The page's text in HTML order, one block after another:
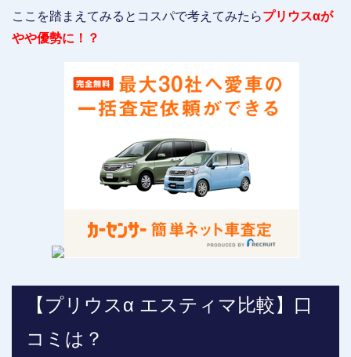
ここを踏まえてみるとコスパで考えてみたらプリウスαが
やや優勢に！？
【プリウスα エスティマ比較】口
コミは？